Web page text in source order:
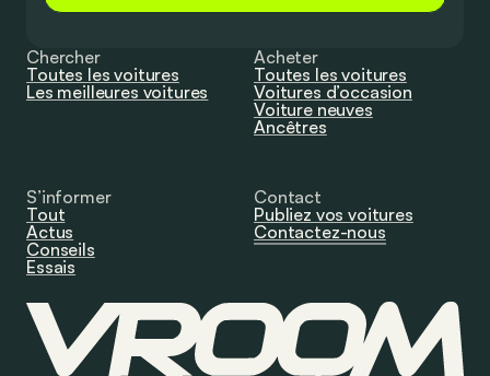
Chercher
Toutes les voitures
Les meilleures voitures
Acheter
Toutes les voitures
Voitures d’occasion
Voiture neuves
Ancêtres
S’informer
Tout
Actus
Conseils
Essais
Contact
Publiez vos voitures
Contactez-nous